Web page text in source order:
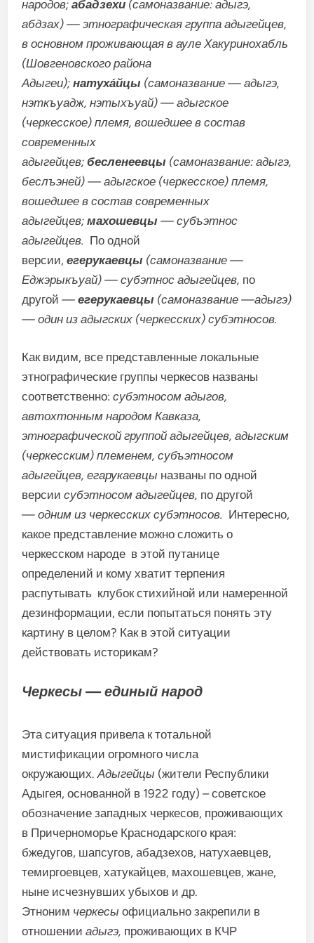
народов;абадзехи (самоназвание: адыгэ,
абдзах) — этнографическая группа адыгейцев,
в основном проживающая в ауле Хакуринохабль
(Шовгеновского района
Адыгеи);натуха́йцы (самоназвание — адыгэ,
нэткъуадж, нэтыхъуай) — адыгское
(черкесское) племя, вошедшее в состав
современных
адыгейцев;бесленеевцы (самоназвание: адыгэ,
беслъэней) — адыгское (черкесское) племя,
вошедшее в состав современных
адыгейцев;махошевцы — субъэтнос
адыгейцев. По одной
версии, егерукаевцы (самоназвание —
Еджэрыкъуай) — субэтнос адыгейцев, по
другой —егерукаевцы (самоназвание —адыгэ)
— один из адыгских (черкесских) субэтносов.
Как видим, все представленные локальные
этнографические группы черкесов названы
соответственно:субэтносом адыгов,
автохтонным народом Кавказа,
этнографической группой адыгейцев, адыгским
(черкесским) племенем, субъэтносом
адыгейцев, егарукаевцы названы по одной
версии субэтносом адыгейцев, по другой
— одним из черкесских субэтносов. Интересно,
какое представление можно сложить о
черкесском народе в этой путанице
определений и кому хватит терпения
распутывать клубок стихийной или намеренной
дезинформации, если попытаться понять эту
картину в целом? Как в этой ситуации
действовать историкам?
Черкесы — единый народ
Эта ситуация привела к тотальной
мистификации огромного числа
окружающих.Адыгейцы (жители Республики
Адыгея, основанной в 1922 году) – советское
обозначение западных черкесов, проживающих
в Причерноморье Краснодарского края:
бжедугов, шапсугов, абадзехов, натухаевцев,
темиргоевцев, хатукайцев, махошевцев, жане,
ныне исчезнувших убыхов и др.
Этноним черкесы официально закрепили в
отношенииадыгэ, проживающих в КЧР